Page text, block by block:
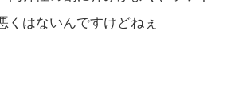
くはないんですけどねぇ